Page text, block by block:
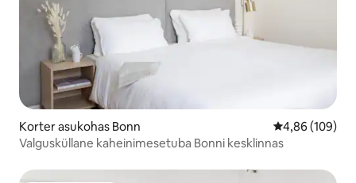
Korter asukohas Bonn Keskmine
4,86 (109)
Valgusküllane kaheinimesetuba Bonni kesklinnas